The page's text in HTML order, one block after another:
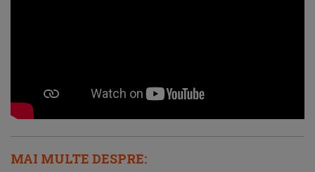
MAI MULTE DESPRE: